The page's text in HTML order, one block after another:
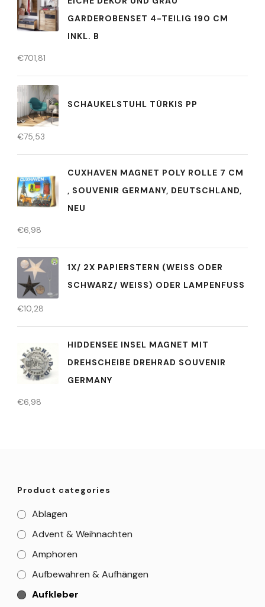
GARDEROBENSET 4-TEILIG 190 CM
INKL. B
€701,81
SCHAUKELSTUHL TÜRKIS PP
€75,53
CUXHAVEN MAGNET POLY ROLLE 7 CM
, SOUVENIR GERMANY, DEUTSCHLAND,
NEU
€6,98
1X/ 2X PAPIERSTERN (WEISS ODER S
CHWARZ/ WEISS) ODER LAMPENFUSS
€10,28
HIDDENSEE INSEL MAGNET MIT
DREHSCHEIBE DREHRAD SOUVENIR
GERMANY
€6,98
Product categories
Ablagen
Advent & Weihnachten
Amphoren
Aufbewahren & Aufhängen
Aufkleber